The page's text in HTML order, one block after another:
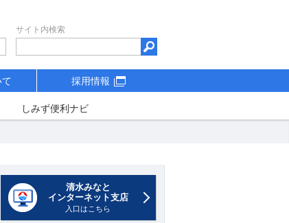
サイト内検索
採用情報
しみず便利ナビ
清水みなと
インターネット支店
入口はこちら